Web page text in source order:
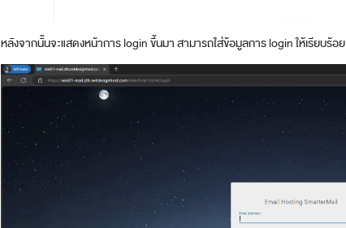
หลังจากนั้นจะแสดงหน้าการ login ขึ้นมา สามารถใส่ข้อมูลการ login ให้เรียบร้อย